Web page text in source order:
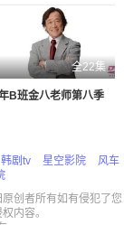
全22集
B班金八老师第八季
韩剧tv 星空影院
风车
创者所有如有侵犯了您
内容。